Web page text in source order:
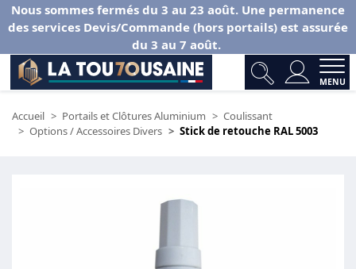
Nous sommes fermés du 3 au 23 août. Une permanence
des services Devis/Commande (hors portails) est assurée
du 3 au 7 août.
MENU
Accueil Portails et Clôtures Aluminium
Coulissant
Options / Accessoires Divers
Stick de retouche RAL 5003